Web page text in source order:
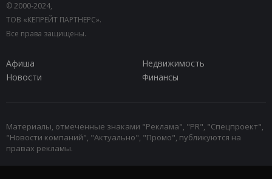
© 2000-2024,
ТОВ «КЕПРЕЙТ ПАРТНЕРС».
Все права защищены.
Афиша
Недвижимость
Новости
Финансы
Материалы, отмеченные знаками "Реклама", "PR", "Спецпроект",
"Новости компаний", "Актуально", "Промо", публикуются на
правах рекламы.